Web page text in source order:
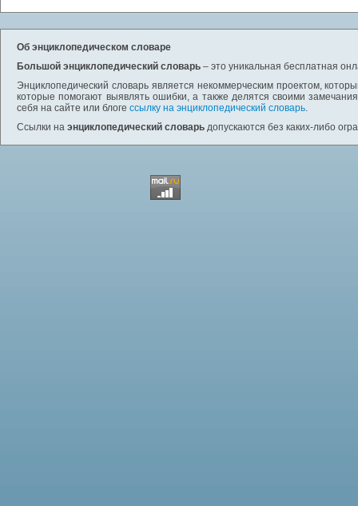
Об энциклопедическом словаре
Большой энциклопедический словарь – это уникальная бесплатная
Энциклопедический словарь является некоммерческим проектом,
которые помогают выявлять ошибки, а также делятся своими
себя на сайте или блоге ссылку на энциклопедический словарь.
Ссылки на энциклопедический словарь допускаются без каких-либо